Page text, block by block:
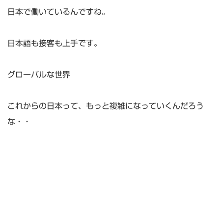
日本で働いているんですね。
日本語も接客も上手です。
グローバルな世界
これからの日本って、もっと複雑になっていくんだろう
な・・